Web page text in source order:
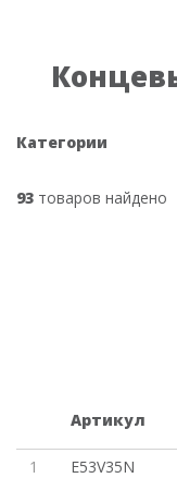
Категории
93 товаров найдено
Артикул
1 E53V35N